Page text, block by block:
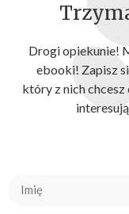
Drogi opiekunie!
ebooki! Zapisz
który z nich chcesz